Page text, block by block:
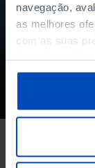
navegação,
as melhores
com as suas
tipos de
sobre cookies
Política